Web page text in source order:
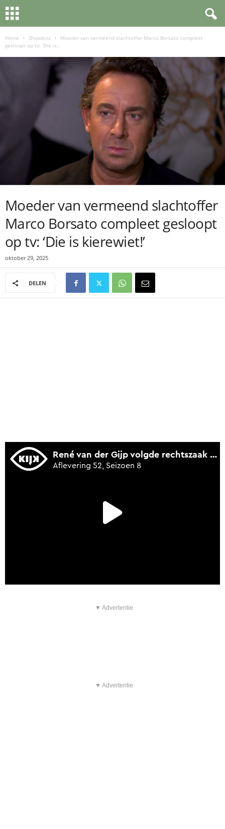
Home Showbizz
Moeder van vermeend slachtoffer Marco Borsato compleet
gesloopt op tv: ‘Die is...
Moeder van vermeend slachtoffer
Marco Borsato compleet gesloopt
op tv: ‘Die is kierewiet!’
oktober 29, 2025
DELEN
▼ Advertentie
▼ Advertentie